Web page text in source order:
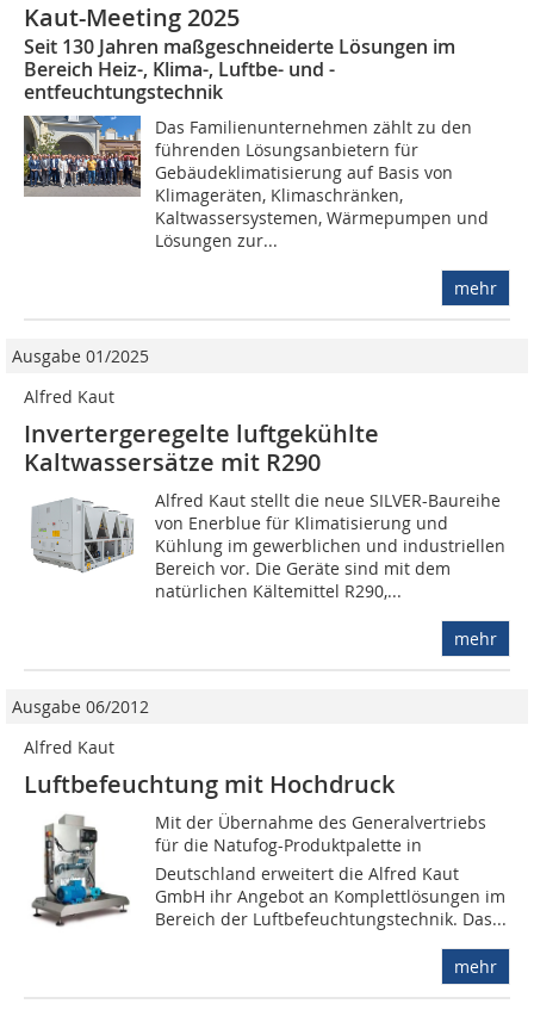
Kaut-Meeting 2025
Seit 130 Jahren maßgeschneiderte Lösungen im
Bereich Heiz-, Klima-, ­­­Luftbe- und -
entfeuchtungstechnik
Das Familienunternehmen zählt zu den
führenden Lösungsanbietern für
Gebäudeklimatisierung auf Basis von
Klimageräten, Klimaschränken,
Kaltwassersystemen, Wärmepumpen und
Lösungen zur...
mehr
Ausgabe 01/2025
Alfred Kaut
Invertergeregelte luftgekühlte
Kaltwassersätze mit R290
Alfred Kaut stellt die neue SILVER-Baureihe
von Enerblue für Klimatisierung und
Kühlung im gewerblichen und industriellen
Bereich vor. Die Geräte sind mit dem
natürlichen Kältemittel R290,...
mehr
Ausgabe 06/2012
Alfred Kaut
Luftbefeuchtung mit Hochdruck
Mit der Übernahme des Generalvertriebs
für die Natufog-Produktpalette in
Deutschland erweitert die Alfred Kaut
GmbH ihr Angebot an Komplettlösungen im
Bereich der Luftbefeuchtungstechnik. Das...
mehr